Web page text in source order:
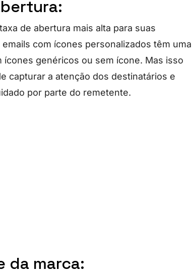
de abertura mais alta para suas
com ícones personalizados têm uma
genéricos ou sem ícone. Mas isso
capturar a atenção dos destinatários e
por parte do remetente.
da marca: